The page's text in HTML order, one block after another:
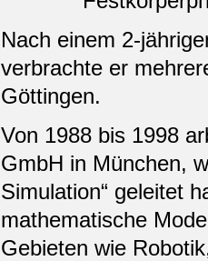
Nach einem 2-
verbrachte er
Göttingen.
Von 1988 bis 1998
GmbH in München,
Simulation“ geleitet
mathematische
Gebieten wie